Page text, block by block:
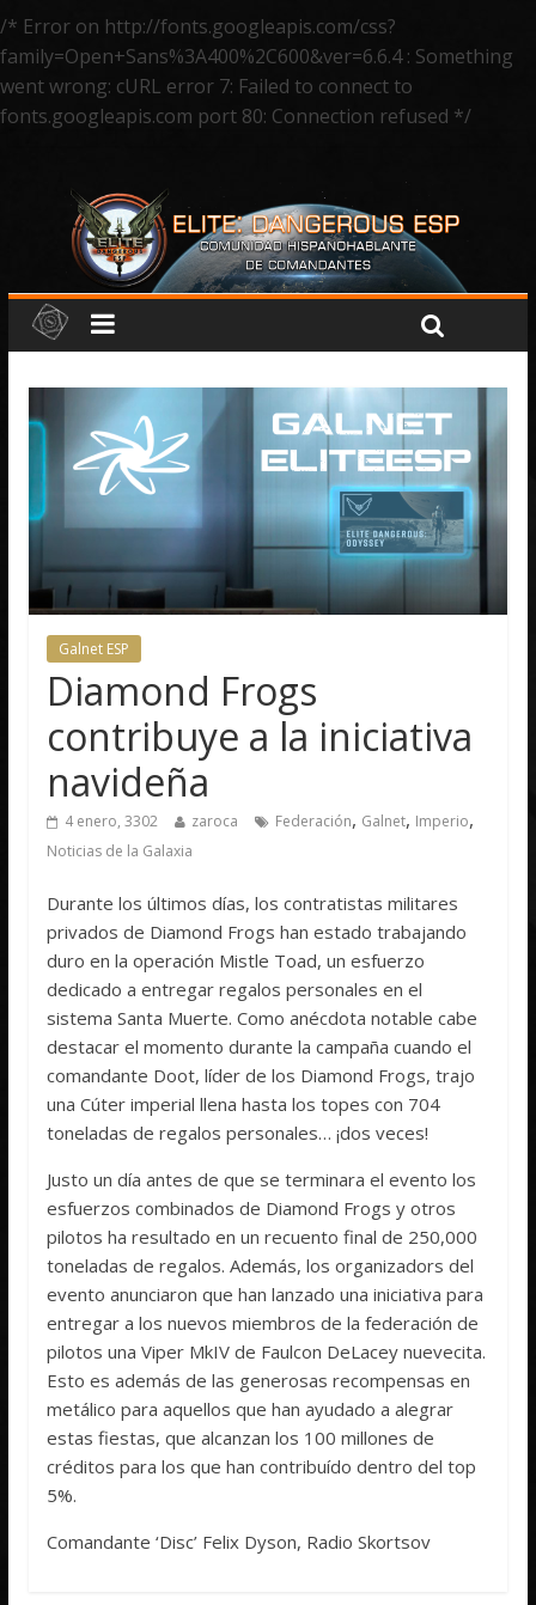
/* Error on http://fonts.googleapis.com/css?
family=Open+Sans%3A400%2C600&ver=6.6.4 : Something
went wrong: cURL error 7: Failed to connect to
fonts.googleapis.com port 80: Connection refused */
Galnet ESP
Diamond Frogs
contribuye a la iniciativa
navideña
4 enero, 3302 zaroca Federación, Galnet, Imperio,
Noticias de la Galaxia
Durante los últimos días, los contratistas militares
privados de Diamond Frogs han estado trabajando
duro en la operación Mistle Toad, un esfuerzo
dedicado a entregar regalos personales en el
sistema Santa Muerte. Como anécdota notable cabe
destacar el momento durante la campaña cuando el
comandante Doot, líder de los Diamond Frogs, trajo
una Cúter imperial llena hasta los topes con 704
toneladas de regalos personales… ¡dos veces!
Justo un día antes de que se terminara el evento los
esfuerzos combinados de Diamond Frogs y otros
pilotos ha resultado en un recuento final de 250,000
toneladas de regalos. Además, los organizadors del
evento anunciaron que han lanzado una iniciativa para
entregar a los nuevos miembros de la federación de
pilotos una Viper MkIV de Faulcon DeLacey nuevecita.
Esto es además de las generosas recompensas en
metálico para aquellos que han ayudado a alegrar
estas fiestas, que alcanzan los 100 millones de
créditos para los que han contribuído dentro del top
5%.
Comandante ‘Disc’ Felix Dyson, Radio Skortsov